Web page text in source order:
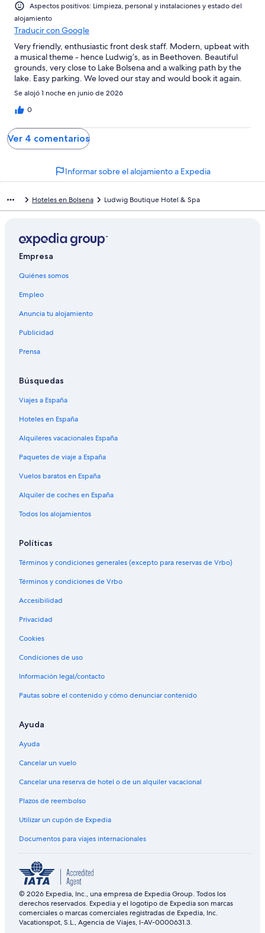
Aspectos positivos: Limpieza, personal y instalaciones y estado del
alojamiento
Traducir con Google
Very friendly, enthusiastic front desk staff. Modern, upbeat with
a musical theme - hence Ludwig’s, as in Beethoven. Beautiful
grounds, very close to Lake Bolsena and a walking path by the
lake. Easy parking. We loved our stay and would book it again.
Se alojó 1 noche en junio de 2026
0
Ver 4 comentarios
Informar sobre el alojamiento a Expedia
Hoteles en Bolsena Ludwig Boutique Hotel & Spa
Empresa
Quiénes somos
Empleo
Anuncia tu alojamiento
Publicidad
Prensa
Búsquedas
Viajes a España
Hoteles en España
Alquileres vacacionales España
Paquetes de viaje a España
Vuelos baratos en España
Alquiler de coches en España
Todos los alojamientos
Políticas
Términos y condiciones generales (excepto para reservas de Vrbo)
Términos y condiciones de Vrbo
Accesibilidad
Privacidad
Cookies
Condiciones de uso
Información legal/contacto
Pautas sobre el contenido y cómo denunciar contenido
Ayuda
Ayuda
Cancelar un vuelo
Cancelar una reserva de hotel o de un alquiler vacacional
Plazos de reembolso
Utilizar un cupón de Expedia
Documentos para viajes internacionales
© 2026 Expedia, Inc., una empresa de Expedia Group. Todos los
derechos reservados. Expedia y el logotipo de Expedia son marcas
comerciales o marcas comerciales registradas de Expedia, Inc.
Vacationspot, S.L., Agencia de Viajes, I-AV-0000631.3.